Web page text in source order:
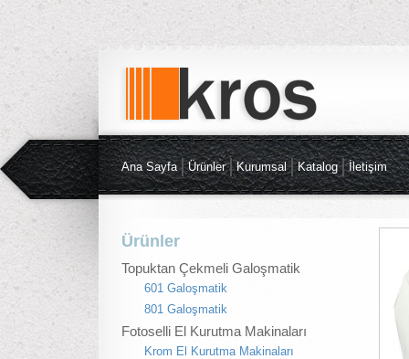
Ana Sayfa Ürünler Kurumsal Katalog İletişim
Ürünler
Topuktan Çekmeli Galoşmatik
601 Galoşmatik
801 Galoşmatik
Fotoselli El Kurutma Makinaları
Krom El Kurutma Makinaları